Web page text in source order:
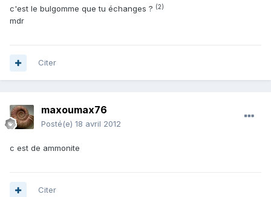
c'est le bulgomme que tu échanges ? (2)
mdr
Citer
maxoumax76
Posté(e) 18 avril 2012
c est de ammonite
Citer